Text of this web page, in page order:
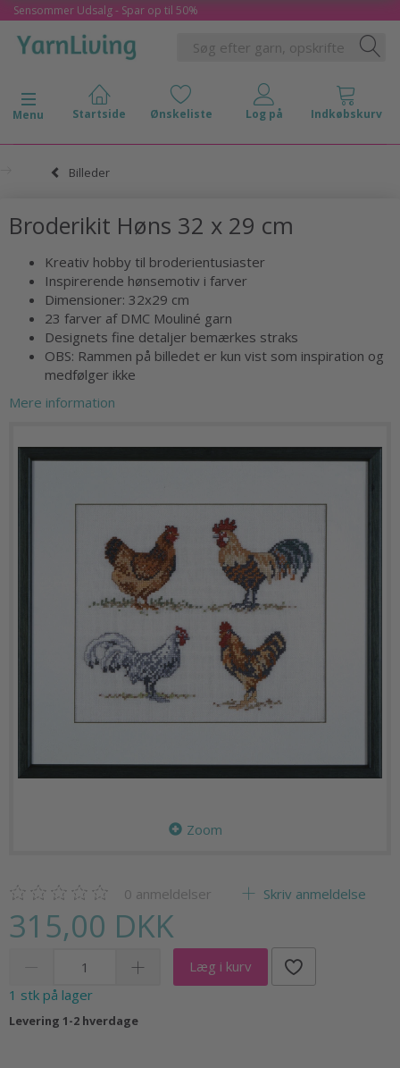
Sensommer Udsalg - Spar op til 50%
Skifte navigation
Menu
Billeder
Broderikit Høns 32 x 29 cm
Kreativ hobby til broderientusiaster
Inspirerende hønsemotiv i farver
Dimensioner: 32x29 cm
23 farver af DMC Mouliné garn
Designets fine detaljer bemærkes straks
OBS: Rammen på billedet er kun vist som inspiration og
medfølger ikke
Mere information
Zoom
0 anmeldelser Skriv anmeldelse
315,00 DKK
Læg i kurv
1 stk på lager
Levering 1-2 hverdage